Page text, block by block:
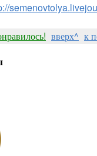
вверх^ к